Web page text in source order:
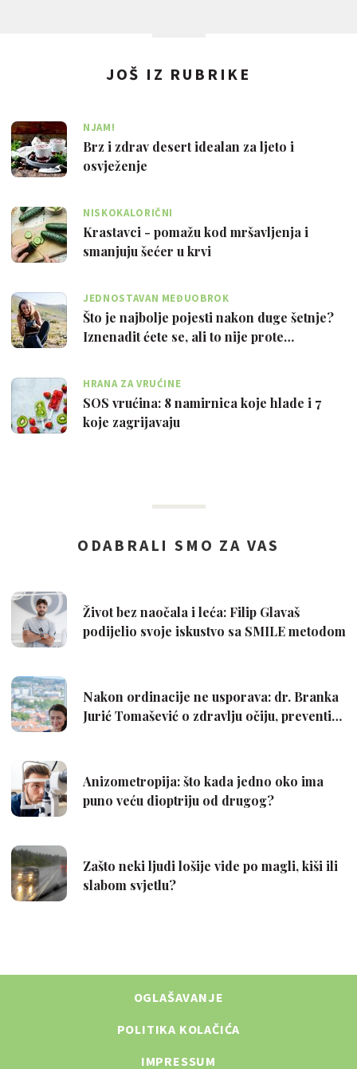
JOŠ IZ RUBRIKE
NJAM!
Brz i zdrav desert idealan za ljeto i
osvježenje
NISKOKALORIČNI
Krastavci - pomažu kod mršavljenja i
smanjuju šećer u krvi
JEDNOSTAVAN MEĐUOBROK
Što je najbolje pojesti nakon duge šetnje?
Iznenadit ćete se, ali to nije prote…
HRANA ZA VRUĆINE
SOS vrućina: 8 namirnica koje hlade i 7
koje zagrijavaju
OGLAŠAVANJE
POLITIKA KOLAČIĆA
IMPRESSUM